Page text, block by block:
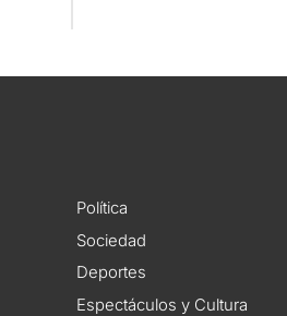
Política
Sociedad
Deportes
Espectáculos y Cultura